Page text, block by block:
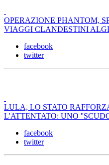
OPERAZIONE PHANTOM,
VIAGGI CLANDESTINI
facebook
twitter
LULA, LO STATO
L'ATTENTATO: UNO
facebook
twitter